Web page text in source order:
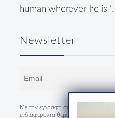
human wherever he is
Newsletter
Με την εγγραφή σου συμφωνείς να
ενδιαφέροντα θέματα του